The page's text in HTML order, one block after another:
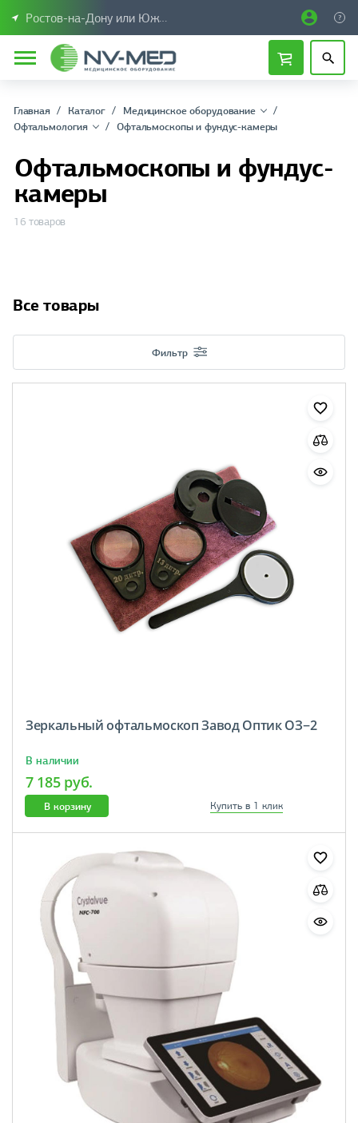
Ростов-на-Дону или Южный Федеральный округ
Главная Каталог
Медицинское оборудование
Офтальмология
Офтальмоскопы и фундус-камеры
Офтальмоскопы и фундус-
камеры
16 товаров
Все товары
Фильтр
Зеркальный офтальмоскоп Завод Оптик ОЗ−2
В наличии
7 185 руб.
В корзину Купить в 1 клик